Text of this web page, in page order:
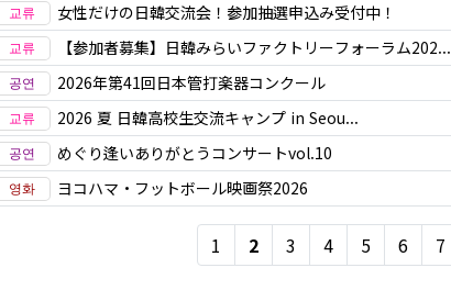
女性だけの日韓交流会！参加抽選申込み受付中！
【参加者募集】日韓みらいファクトリーフォーラム202...
2026年第41回日本管打楽器コンクール
2026 夏 日韓高校生交流キャンプ in Seou...
めぐり逢いありがとうコンサートvol.10
ヨコハマ・フットボール映画祭2026
1 2 3 4 5 6 7